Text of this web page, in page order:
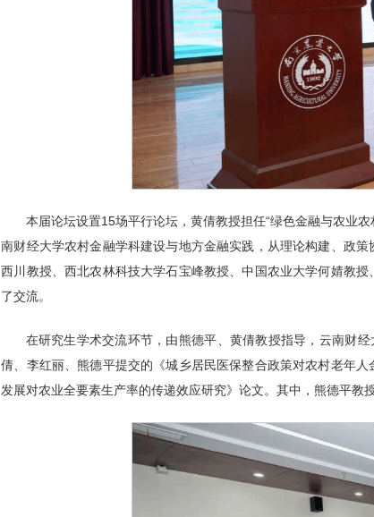
本届论坛设置15场平行论坛，黄倩教授担任“绿色金融与农业
南财经大学农村金融学科建设与地方金融实践，从理论构建、政
西川教授、西北农林科技大学石宝峰教授、中国农业大学何婧教
了交流。
在研究生学术交流环节，由熊德平、黄倩教授指导，云南财
倩、李红丽、熊德平提交的《城乡居民医保整合政策对农村老年
发展对农业全要素生产率的传递效应研究》论文。其中，熊德平教